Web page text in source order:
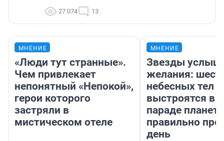
27 074 13
МНЕНИЕ
«Люди тут странные».
Чем привлекает
непонятный «Непокой»,
герои которого
застряли в
мистическом отеле
МНЕНИЕ
Звезды
желания:
небесных тел
выстроятся в
параде планет
правильно
день